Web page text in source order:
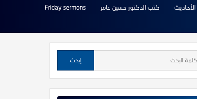
كتب الدكتور حسين عامر
Friday sermons